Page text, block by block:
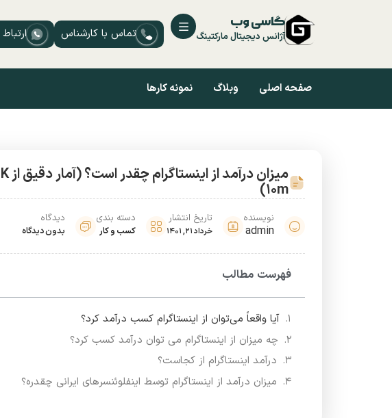
گاسی وب
آژانس دیجیتال مارکتینگ تماس با کارشناس
صفحه اصلی وبلاگ نمونه کارها
10m)
نویسنده
admin
تاریخ انتشار
خرداد 21, 1401
دسته بندی
کسب و کار
دیدگاه
بدون دیدگاه
فهرست مطالب
آیا واقعاً می‌توان از اینستاگرام کسب درآمد کرد؟
چه میزان از اینستاگرام می توان درآمد کسب کرد؟
درآمد اینستاگرام از کجاست؟
میزان درآمد از اینستاگرام توسط اینفلوئنسرهای ایرانی چقدره؟